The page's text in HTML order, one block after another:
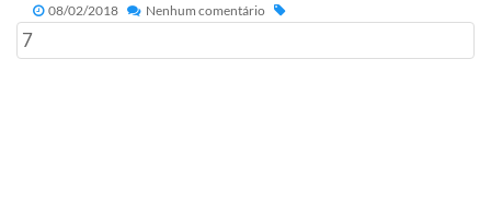
08/02/2018 Nenhum comentário
7